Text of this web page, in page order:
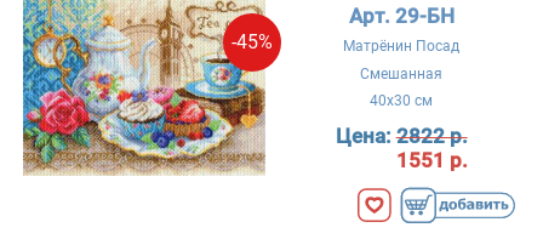
-45%
Арт. 29-БН
Матрёнин Посад
Смешанная
40x30 см
Цена:2822 р.
1551 р.